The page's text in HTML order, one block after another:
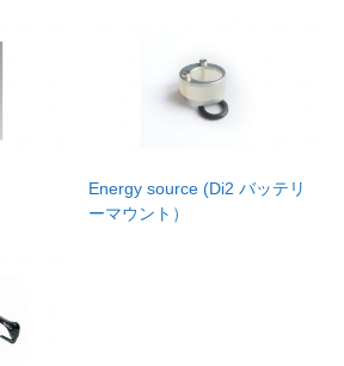
Energy source (Di2 バッテリ
ーマウント）